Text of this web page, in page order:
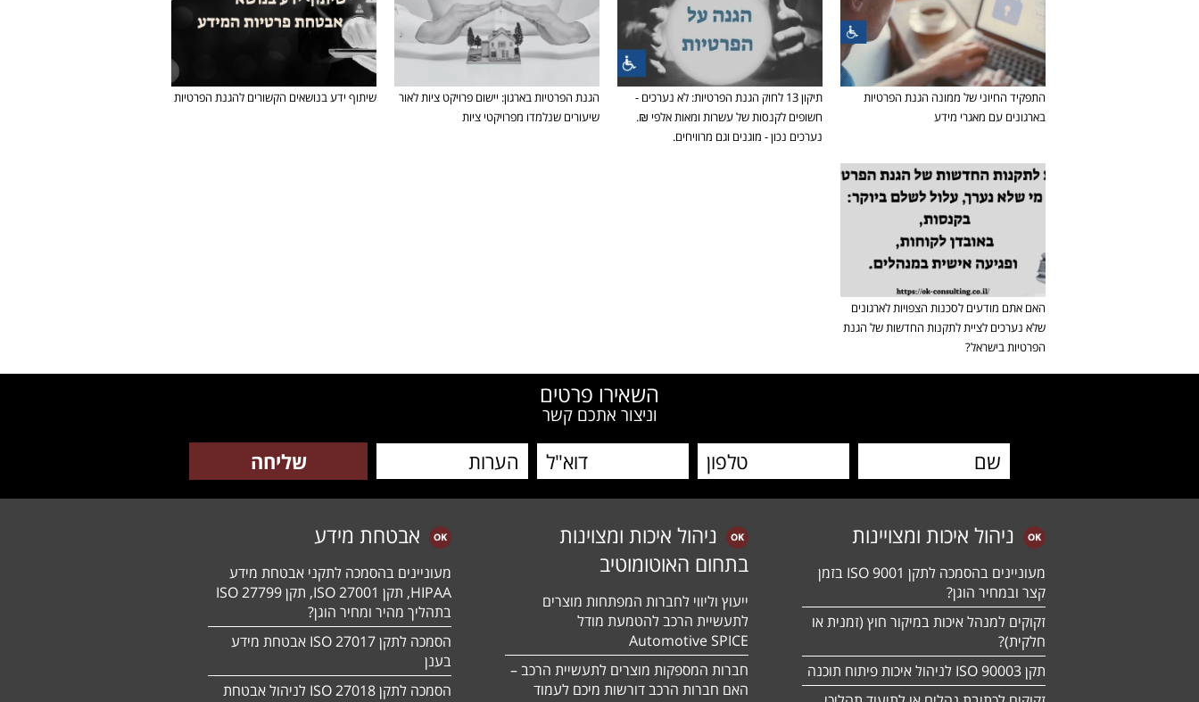
התפקיד החיוני של ממונה הגנת הפרטיות
בארגונים עם מאגרי מידע
תיקון 13 לחוק הגנת הפרטיות: לא נערכים -
חשופים לקנסות של עשרות ומאות אלפי ₪.
נערכים נכון - מוגנים וגם מרוויחים.
הגנת הפרטיות בארגון: יישום פרויקט ציות לאור
שיעורים שנלמדו מפרויקטי ציות
שיתוף ידע בנושאים הקשורים להגנת הפרטיות
האם אתם מודעים לסכנות הצפויות לארגונים
שלא נערכים לציית לתקנות החדשות של הגנת
הפרטיות בישראל?
השאירו פרטים
וניצור אתכם קשר
ניהול איכות ומצויינות
מעוניינים בהסמכה לתקן ISO 9001 בזמן
קצר ובמחיר הוגן?
זקוקים למנהל איכות במיקור חוץ (זמנית או
חלקית)?
תקן ISO 90003 לניהול איכות פיתוח תוכנה
ניהול איכות ומצוינות
בתחום האוטומוטיב
ייעוץ וליווי לחברות המפתחות מוצרים
לתעשיית הרכב להטמעת מודל
Automotive SPICE
חברות המספקות מוצרים לתעשיית הרכב –
האם חברות הרכב דורשות מיכם לעמוד
אבטחת מידע
מעוניינים בהסמכה לתקני אבטחת מידע
בתהליך מהיר ומחיר הוגן?
הסמכה לתקן 27017 ISO אבטחת מידע
בענן
הסמכה לתקן ISO 27018 לניהול אבטחת